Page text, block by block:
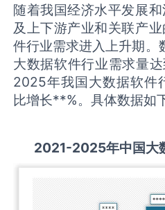
随着我国经济水平发展
及上下游产业和关联产
件行业需求进入上升期
大数据软件行业需求量
2025年我国大数据软件
比增长**%。具体数据如
2021-2025年中国大